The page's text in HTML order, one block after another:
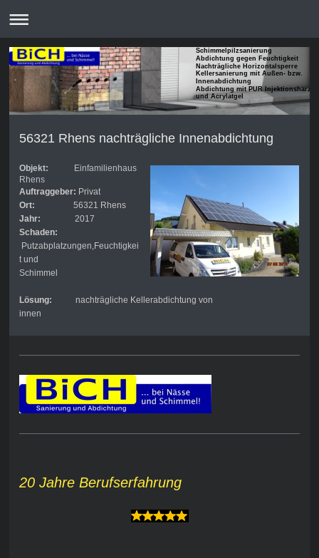
Schimmelpilzsanierung
Abdichtung gegen Feuchtigkeit
Nachträgliche Horizontalsperre
Kellersanierung mit Außen- bzw.
Innenabdichtung
Abdichtung mit PUR Injektionsharze
und Acrylatgel
56321 Rhens nachträgliche Innenabdichtung
Objekt:
Einfamilienhaus
Rhens
Auftraggeber: Privat
Ort:
56321 Rhens
Jahr:
2017
Schaden:
Putzabplatzungen,Feuchtigkei
t und
Schimmel
Lösung: nachträgliche Kellerabdichtung von
innen
20 Jahre Berufserfahrung